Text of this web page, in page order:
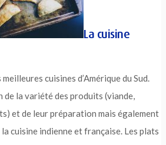
La cuisine
cuisines d’Amérique du Sud.
de la variété des produits (viande,
et de leur préparation mais également
cuisine indienne et française. Les plats